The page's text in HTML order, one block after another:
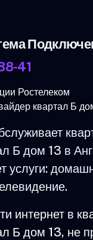
41
Ростелеком
квартал Б
Б дом 13 в
услуги:
интернет в
Б дом 13, не